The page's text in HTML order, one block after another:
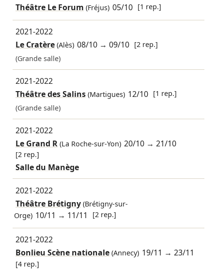
Théâtre Le Forum (Fréjus) 05/10 [1 rep.]
2021-2022
Le Cratère(Alès) 08/10 →09/10 [2 rep.]
(Grande salle)
2021-2022
Théâtre des Salins(Martigues) 12/10 [1 rep.]
(Grande salle)
2021-2022
Le Grand R(La Roche-sur-Yon) 20/10 →21/10
[2 rep.]
Salle du Manège
2021-2022
Théâtre Brétigny(Brétigny-sur-
Orge) 10/11 → 11/11 [2 rep.]
2021-2022
Bonlieu Scène nationale(Annecy) 19/11 →23/11
[4 rep.]